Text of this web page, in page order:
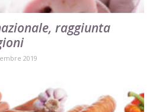
raggiunta
2019